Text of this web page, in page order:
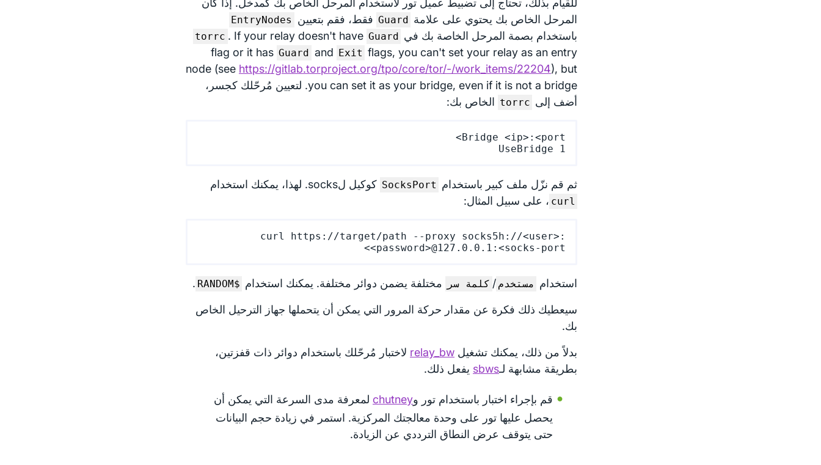
للقيام بذلك، تحتاج إلى تضبيط عميل تور لاستخدام المرحل الخاص بك كمدخل. إذا كان
المرحل الخاص بك يحتوي على علامة Guard فقط، فقم بتعيين EntryNodes
باستخدام بصمة المرحل الخاصة بك في torrc . If your relay doesn't have Guard
flag or it has Guard and Exit flags, you can't set your relay as an entry
node (see https://gitlab.torproject.org/tpo/core/tor/-/work_items/22204), but
you can set it as your bridge, even if it is not a bridge. لتعيين مُرحّلك كجسر،
أضف إلى torrc الخاص بك:
UseBridge 1
ثم قم نزّل ملف كبير باستخدام SocksPort كوكيل لsocks. لهذا، يمكنك استخدام
curl ، على سبيل المثال:
curl https://target/path --proxy socks5h://<user>:
<password>@127.0.0.1:<socks-port>
استخدام مستخدم / كلمة سر مختلفة يضمن دوائر مختلفة. يمكنك استخدام $RANDOM
.
سيعطيك ذلك فكرة عن مقدار حركة المرور التي يمكن أن يتحملها جهاز الترحيل الخاص
بك.
بدلاً من ذلك، يمكنك تشغيل relay_bw لاختبار مُرحّلك باستخدام دوائر ذات قفزتين،
بطريقة مشابهة لـsbws يفعل ذلك.
قم بإجراء اختبار باستخدام تور وchutney لمعرفة مدى السرعة التي يمكن أن
يحصل عليها تور على وحدة معالجتك المركزية. استمر في زيادة حجم البيانات
حتى يتوقف عرض النطاق الترددي عن الزيادة.